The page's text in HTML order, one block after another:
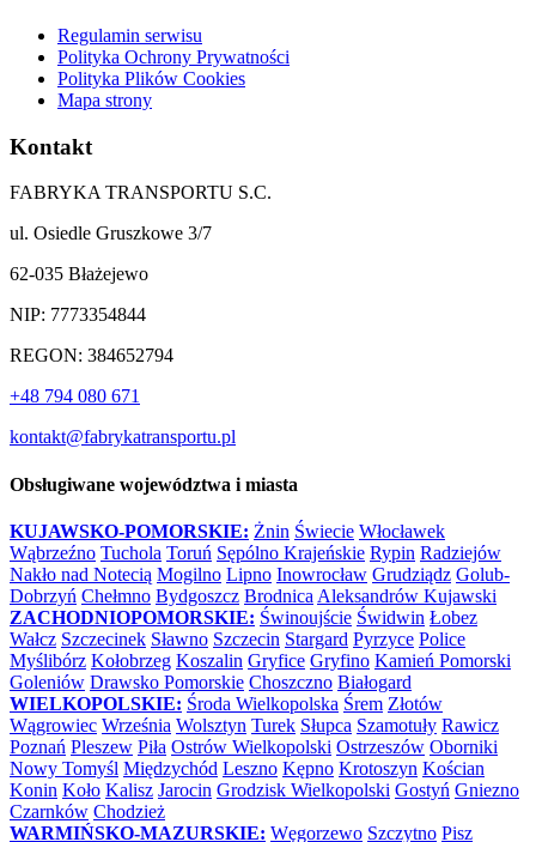
Regulamin serwisu
Polityka Ochrony Prywatności
Polityka Plików Cookies
Mapa strony
Kontakt
FABRYKA TRANSPORTU S.C.
ul. Osiedle Gruszkowe 3/7
62-035 Błażejewo
NIP: 7773354844
REGON: 384652794
+48 794 080 671
kontakt@fabrykatransportu.pl
Obsługiwane województwa i miasta
KUJAWSKO-POMORSKIE: Żnin Świecie Włocławek
Wąbrzeźno Tuchola Toruń Sępólno Krajeńskie Rypin Radziejów
Nakło nad Notecią Mogilno Lipno Inowrocław Grudziądz Golub-
Dobrzyń Chełmno Bydgoszcz Brodnica Aleksandrów Kujawski
ZACHODNIOPOMORSKIE: Świnoujście Świdwin Łobez
Wałcz Szczecinek Sławno Szczecin Stargard Pyrzyce Police
Myślibórz Kołobrzeg Koszalin Gryfice Gryfino Kamień Pomorski
Goleniów Drawsko Pomorskie Choszczno Białogard
WIELKOPOLSKIE: Środa Wielkopolska Śrem Złotów
Wągrowiec Września Wolsztyn Turek Słupca Szamotuły Rawicz
Poznań Pleszew Piła Ostrów Wielkopolski Ostrzeszów Oborniki
Nowy Tomyśl Międzychód Leszno Kępno Krotoszyn Kościan
Konin Koło Kalisz Jarocin Grodzisk Wielkopolski Gostyń Gniezno
Czarnków Chodzież
WARMIŃSKO-MAZURSKIE: Węgorzewo Szczytno Pisz